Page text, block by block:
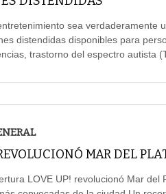
sea verdaderamente
distendidas disponibles para
trastorno del espectro autista
MAR DEL
LOVE UP! revolucionó Mar del